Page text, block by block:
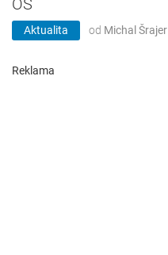
OS
Aktualita od Michal Šrajer
Reklama